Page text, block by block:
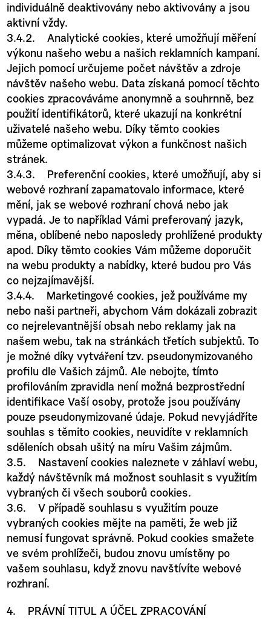
individuálně deaktivovány nebo aktivovány a jsou
aktivní vždy.
3.4.2. Analytické cookies, které umožňují měření
výkonu našeho webu a našich reklamních kampaní.
Jejich pomocí určujeme počet návštěv a zdroje
návštěv našeho webu. Data získaná pomocí těchto
cookies zpracováváme anonymně a souhrnně, bez
použití identifikátorů, které ukazují na konkrétní
uživatelé našeho webu. Díky těmto cookies
můžeme optimalizovat výkon a funkčnost našich
stránek.
3.4.3. Preferenční cookies, které umožňují, aby si
webové rozhraní zapamatovalo informace, které
mění, jak se webové rozhraní chová nebo jak
vypadá. Je to například Vámi preferovaný jazyk,
měna, oblíbené nebo naposledy prohlížené produkty
apod. Díky těmto cookies Vám můžeme doporučit
na webu produkty a nabídky, které budou pro Vás
co nejzajímavější.
3.4.4. Marketingové cookies, jež používáme my
nebo naši partneři, abychom Vám dokázali zobrazit
co nejrelevantnější obsah nebo reklamy jak na
našem webu, tak na stránkách třetích subjektů. To
je možné díky vytváření tzv. pseudonymizovaného
profilu dle Vašich zájmů. Ale nebojte, tímto
profilováním zpravidla není možná bezprostřední
identifikace Vaší osoby, protože jsou používány
pouze pseudonymizované údaje. Pokud nevyjádříte
souhlas s těmito cookies, neuvidíte v reklamních
sděleních obsah ušitý na míru Vašim zájmům.
3.5. Nastavení cookies naleznete v záhlaví webu,
každý návštěvník má možnost souhlasit s využitím
vybraných či všech souborů cookies.
3.6. V případě souhlasu s využitím pouze
vybraných cookies mějte na paměti, že web již
nemusí fungovat správně. Pokud cookies smažete
ve svém prohlížeči, budou znovu umístěny po
vašem souhlasu, když znovu navštívíte webové
rozhraní.
4. PRÁVNÍ TITUL A ÚČEL ZPRACOVÁNÍ